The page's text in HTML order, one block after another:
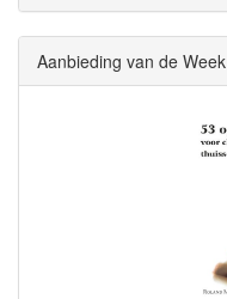
Aanbieding van de Week